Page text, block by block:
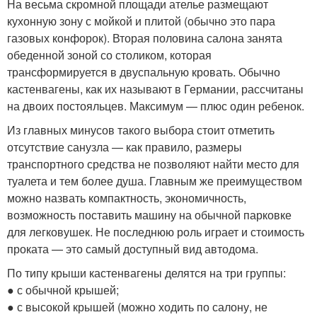
На весьма скромной площади ателье размещают
кухонную зону с мойкой и плитой (обычно это пара
газовых конфорок). Вторая половина салона занята
обеденной зоной со столиком, которая
трансформируется в двуспальную кровать. Обычно
кастенвагены, как их называют в Германии, рассчитаны
на двоих постояльцев. Максимум — плюс один ребенок.
Из главных минусов такого выбора стоит отметить
отсутствие санузла — как правило, размеры
транспортного средства не позволяют найти место для
туалета и тем более душа. Главным же преимуществом
можно назвать компактность, экономичность,
возможность поставить машину на обычной парковке
для легковушек. Не последнюю роль играет и стоимость
проката — это самый доступный вид автодома.
По типу крыши кастенвагены делятся на три группы:
● с обычной крышей;
● с высокой крышей (можно ходить по салону, не